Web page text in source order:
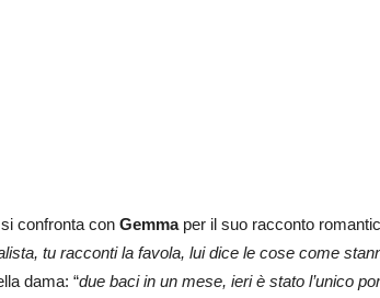
si confronta con Gemmaper il suo racconto
tu racconti la favola, lui dice le cose come
dama: “due baci in un mese, ieri è stato l’unico